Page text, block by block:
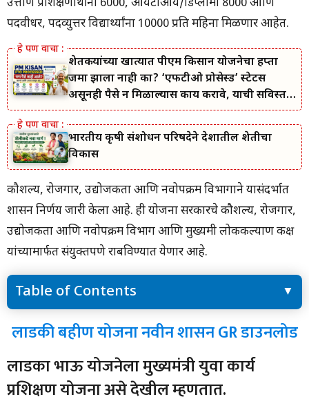
उत्तीर्ण प्रशिक्षणार्थींना 6000, आयटीआय/डिप्लोमा 8000 आणि
पदवीधर, पदव्युत्तर विद्यार्थ्यांना 10000 प्रति महिना मिळणार आहेत.
शेतकऱ्यांच्या खात्यात पीएम किसान योजनेचा हप्ता
जमा झाला नाही का? ‘एफटीओ प्रोसेस्ड’ स्टेटस
असूनही पैसे न मिळाल्यास काय करावे, याची सविस्तर
माहिती जाणून घ्या.
भारतीय कृषी संशोधन परिषदेने देशातील शेतीचा
विकास
कौशल्य, रोजगार, उद्योजकता आणि नवोपक्रम विभागाने यासंदर्भात
शासन निर्णय जारी केला आहे. ही योजना सरकारचे कौशल्य, रोजगार,
उद्योजकता आणि नवोपक्रम विभाग आणि मुख्यमंत्री लोककल्याण कक्ष
यांच्यामार्फत संयुक्तपणे राबविण्यात येणार आहे.
Table of Contents
लाडकी बहीण योजना नवीन शासन GR डाउनलोड
लाडका भाऊ योजनेला मुख्यमंत्री युवा कार्य प्रशिक्षण योजना असे देखील
लाडका भाऊ योजनेसाठी पात्रता काय आहे?
लाडका भाऊ योजनेचा शासन GR डाउनलोड करण्यासाठी येथे क्लिक करा
नारी शक्ती दूत ॲपवर लाडकी बहीण योजनेचा ऑनलाइन अर्ज कसा करायचा?
लाडकी बहीण योजना नवीन शासन GR डाउनलोड
लाडका भाऊ योजनेला मुख्यमंत्री युवा कार्य
प्रशिक्षण योजना असे देखील म्हणतात.